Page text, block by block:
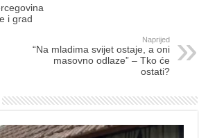
i grad
Naprijed
“Na mladima svijet ostaje, a oni
masovno odlaze” – Tko će
ostati?